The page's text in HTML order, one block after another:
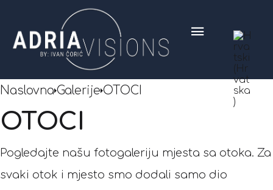
Naslovna Galerije OTOCI
OTOCI
Pogledajte našu fotogaleriju mjesta sa otoka. Za
svaki otok i mjesto smo dodali samo dio